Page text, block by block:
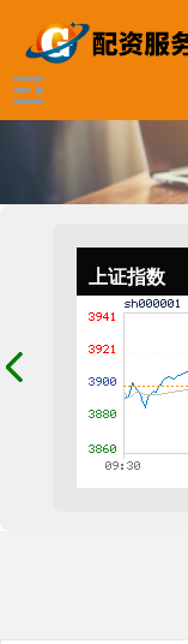
上证指数